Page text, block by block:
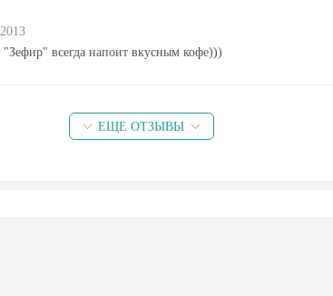
всегда напоит вкусным кофе)))
ЕЩЕ ОТЗЫВЫ